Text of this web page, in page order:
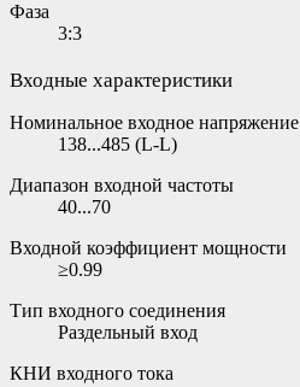
Фаза
3:3
Входные характеристики
Номинальное входное напряжение
138...485 (L-L)
Диапазон входной частоты
40...70
Входной коэффициент мощности
≥0.99
Тип входного соединения
Раздельный вход
КНИ входного тока